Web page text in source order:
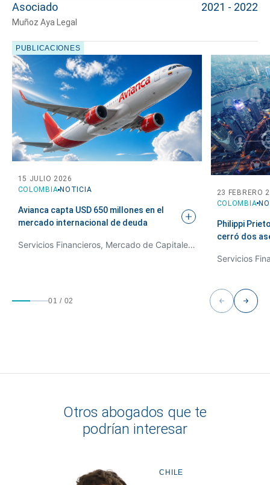
Cuéntanos, ¿Cómo
te podemos ayudar?
Asociado
Muñoz Aya Legal
2021 - 2022
PUBLICACIONES
COLOMBIA NOTICIA
15 JULIO 2026
Avianca capta USD 650 millones en el
mercado internacional de deuda
Servicios Financieros, Mercado de Capitales y Derecho Bancario
COLOMBIA
23 FEBRERO
Philippi
cerró dos
01 / 02
Otros abogados que te
podrían interesar
CHILE